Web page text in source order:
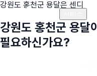
강원도 홍천군 용달은 센디
강원도 홍천군 용달이
필요하신가요?